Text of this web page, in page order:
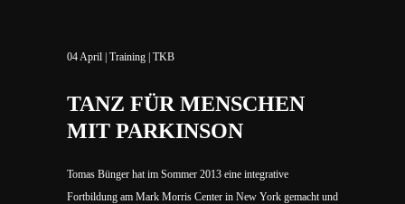
04April Training TKB
TANZ FÜR MENSCHEN
MIT PARKINSON
Tomas Bünger hat im Sommer 2013 eine integrative
Fortbildung am Mark Morris Center in New York gemacht und